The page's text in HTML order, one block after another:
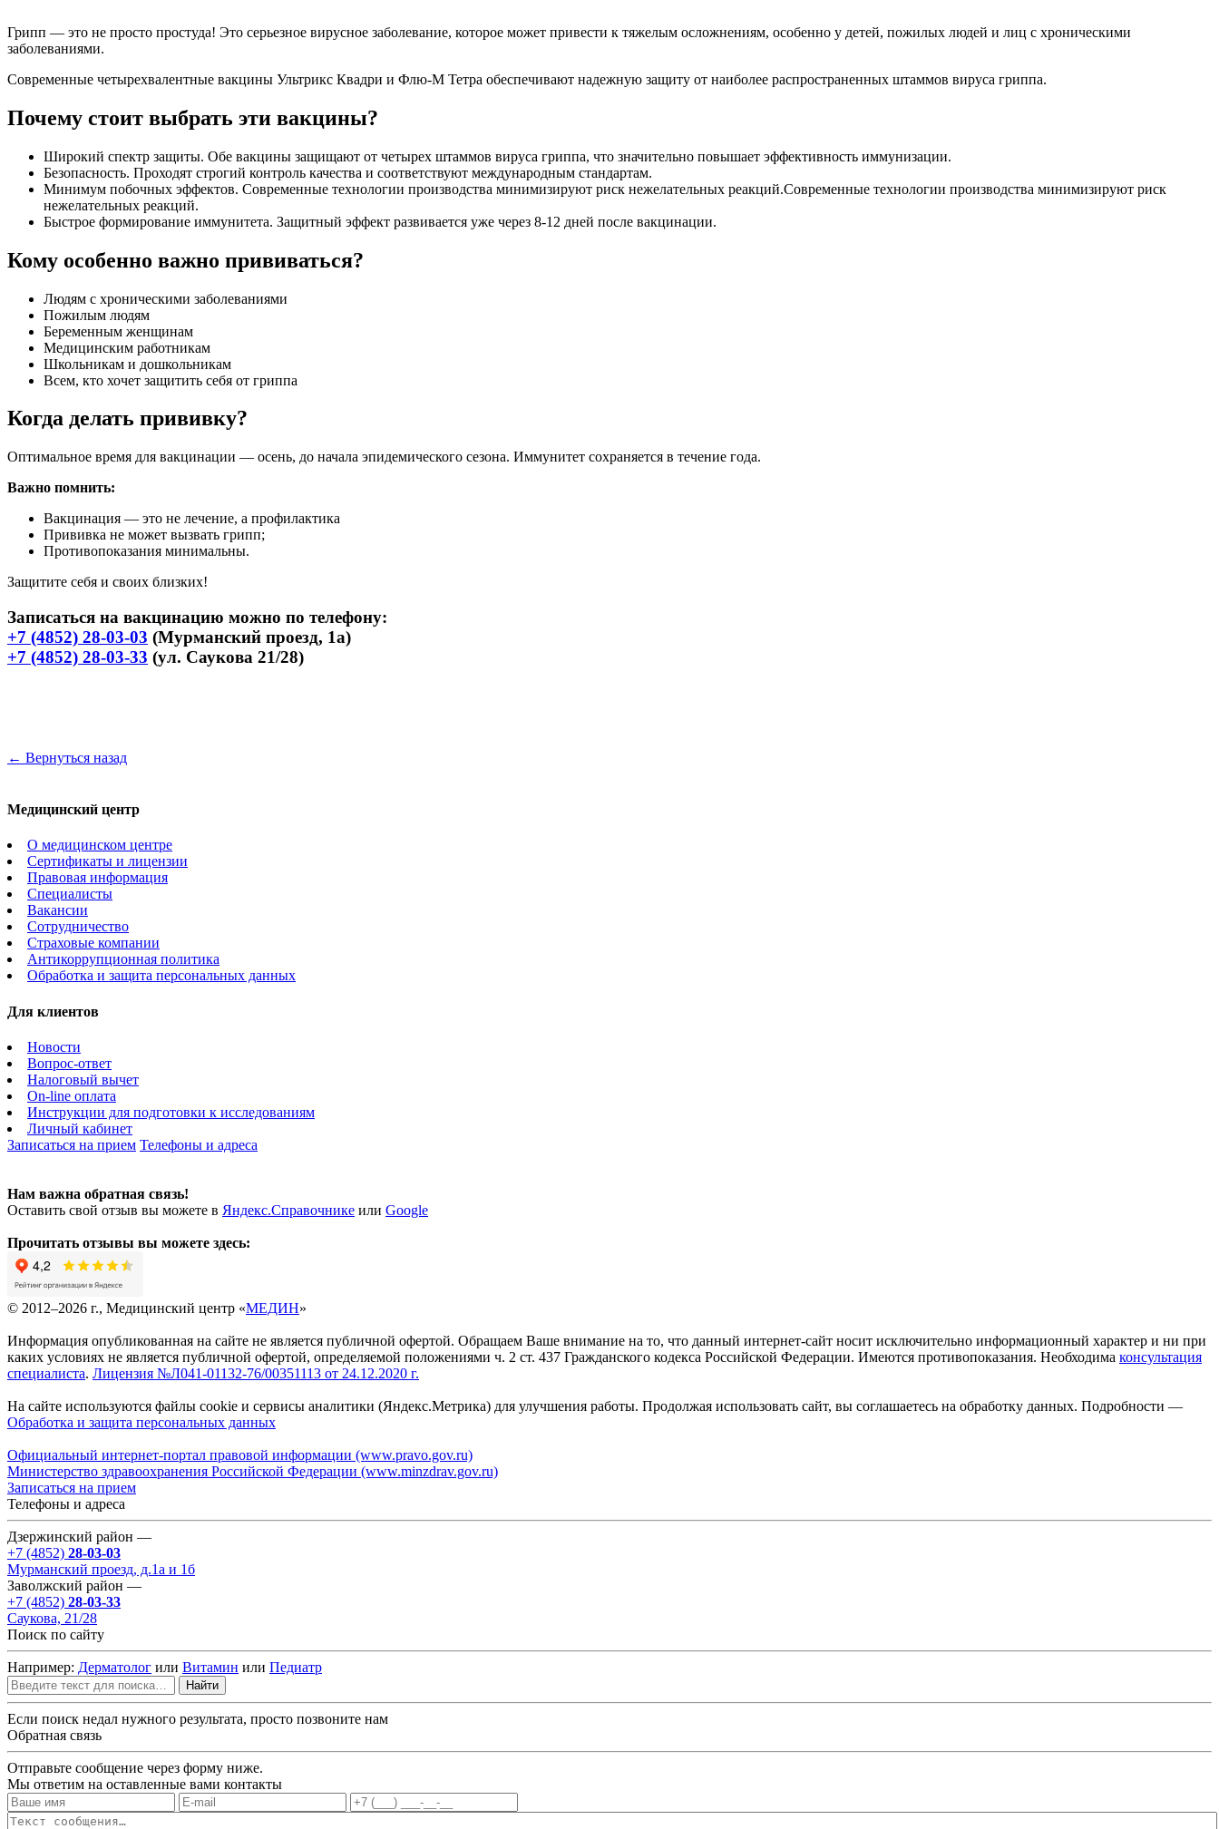
Грипп — это не просто простуда! Это серьезное вирусное заболевание, которое может привести к тяжелым осложнениям, особенно у детей, пожилых людей и лиц с хроническими
заболеваниями.
Современные четырехвалентные вакцины Ультрикс Квадри и Флю-М Тетра обеспечивают надежную защиту от наиболее распространенных штаммов вируса гриппа.
Почему стоит выбрать эти вакцины?
Широкий спектр защиты. Обе вакцины защищают от четырех штаммов вируса гриппа, что значительно повышает эффективность иммунизации.
Безопасность. Проходят строгий контроль качества и соответствуют международным стандартам.
Минимум побочных эффектов. Современные технологии производства минимизируют риск нежелательных реакций.Современные технологии производства минимизируют риск
нежелательных реакций.
Быстрое формирование иммунитета. Защитный эффект развивается уже через 8-12 дней после вакцинации.
Кому особенно важно прививаться?
Людям с хроническими заболеваниями
Пожилым людям
Беременным женщинам
Медицинским работникам
Школьникам и дошкольникам
Всем, кто хочет защитить себя от гриппа
Когда делать прививку?
Оптимальное время для вакцинации — осень, до начала эпидемического сезона. Иммунитет сохраняется в течение года.
Важно помнить:
Вакцинация — это не лечение, а профилактика
Прививка не может вызвать грипп;
Противопоказания минимальны.
Защитите себя и своих близких!
Записаться на вакцинацию можно по телефону:
+7 (4852) 28-03-03 (Мурманский проезд, 1а)
+7 (4852) 28-03-33 (ул. Саукова 21/28)
← Вернуться назад
Медицинский центр
О медицинском центре
Сертификаты и лицензии
Правовая информация
Специалисты
Вакансии
Сотрудничество
Страховые компании
Антикоррупционная политика
Обработка и защита персональных данных
Для клиентов
Новости
Вопрос-ответ
Налоговый вычет
On-line оплата
Инструкции для подготовки к исследованиям
Личный кабинет
Записаться на прием Телефоны и адреса
Нам важна обратная связь!
Оставить свой отзыв вы можете в Яндекс.Справочнике или Google
Прочитать отзывы вы можете здесь:
© 2012–2026 г., Медицинский центр «МЕДИН»
Информация опубликованная на сайте не является публичной офертой. Обращаем Ваше внимание на то, что данный интернет-сайт носит исключительно информационный характер и ни при
каких условиях не является публичной офертой, определяемой положениями ч. 2 ст. 437 Гражданского кодекса Российской Федерации. Имеются противопоказания. Необходима консультация
специалиста. Лицензия №Л041-01132-76/00351113 от 24.12.2020 г.
На сайте используются файлы cookie и сервисы аналитики (Яндекс.Метрика) для улучшения работы. Продолжая использовать сайт, вы соглашаетесь на обработку данных. Подробности —
Обработка и защита персональных данных
Официальный интернет-портал правовой информации (www.pravo.gov.ru)
Министерство здравоохранения Российской Федерации (www.minzdrav.gov.ru)
Записаться на прием
Телефоны и адреса
Дзержинский район —
+7 (4852) 28-03-03
Мурманский проезд, д.1а и 1б
Заволжский район —
+7 (4852) 28-03-33
Саукова, 21/28
Поиск по сайту
Например: Дерматолог или Витамин или Педиатр
Найти
Если поиск недал нужного результата, просто позвоните нам
Обратная связь
Отправьте сообщение через форму ниже.
Мы ответим на оставленные вами контакты